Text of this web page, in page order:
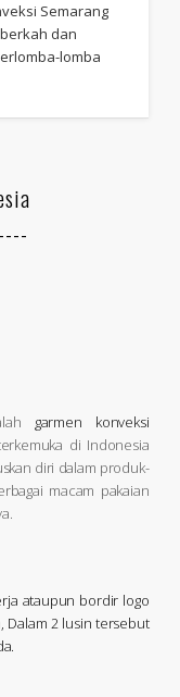
Semarang
dan
lomba
garmen konveksi
di Indonesia
diri dalam produk-
macam pakaian
ataupun bordir logo
Dalam 2 lusin tersebut